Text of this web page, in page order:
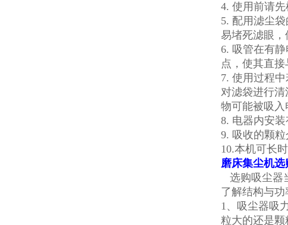
4. 使用前请
5. 配用滤尘
易堵死滤眼，
6. 吸管在有
点，使其直接
7. 使用过程
对滤袋进行
物可能被吸入
8. 电器内安
9. 吸收的颗
10.本机可长
磨床集尘机选
选购吸尘器
了解结构与功
1、吸尘器吸
粒大的还是